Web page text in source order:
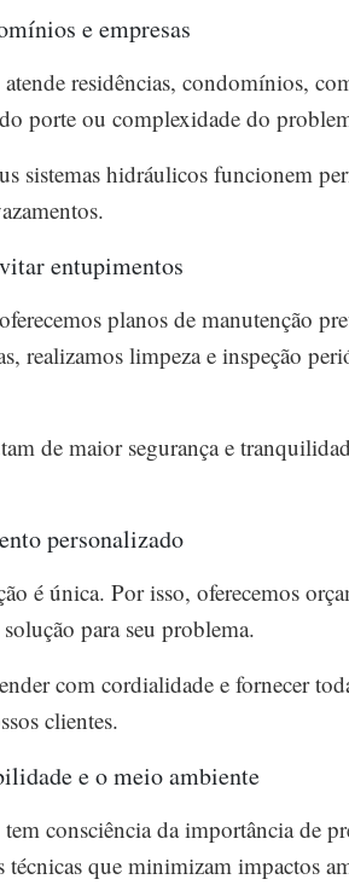
e empresas
atende residências, condomínios,
porte ou complexidade do
sistemas hidráulicos funcionem
entupimentos
planos de manutenção
realizamos limpeza e inspeção
de maior segurança e
personalizado
é única. Por isso, oferecemos
para seu problema.
com cordialidade e fornecer
clientes.
e o meio ambiente
tem consciência da importância de
que minimizam impactos